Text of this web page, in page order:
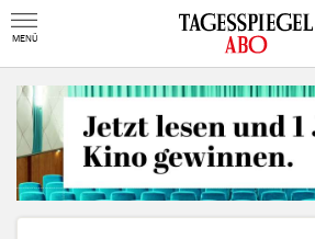
MENÜ